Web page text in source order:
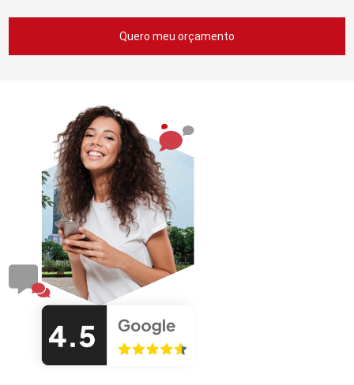
Quero meu orçamento